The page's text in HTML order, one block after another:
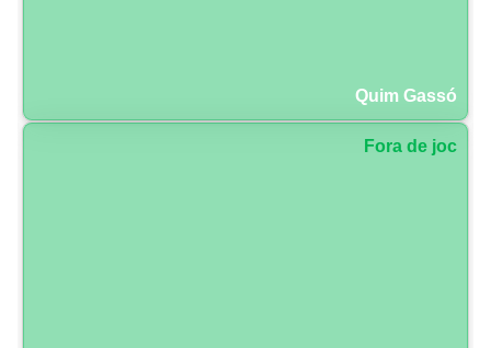
Quim Gassó
Fora de joc